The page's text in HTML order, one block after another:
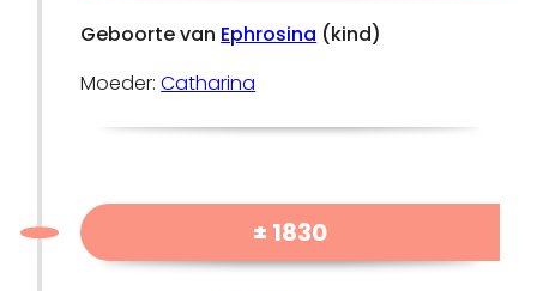
Geboorte van Ephrosina (kind)
Moeder:Catharina
± 1830